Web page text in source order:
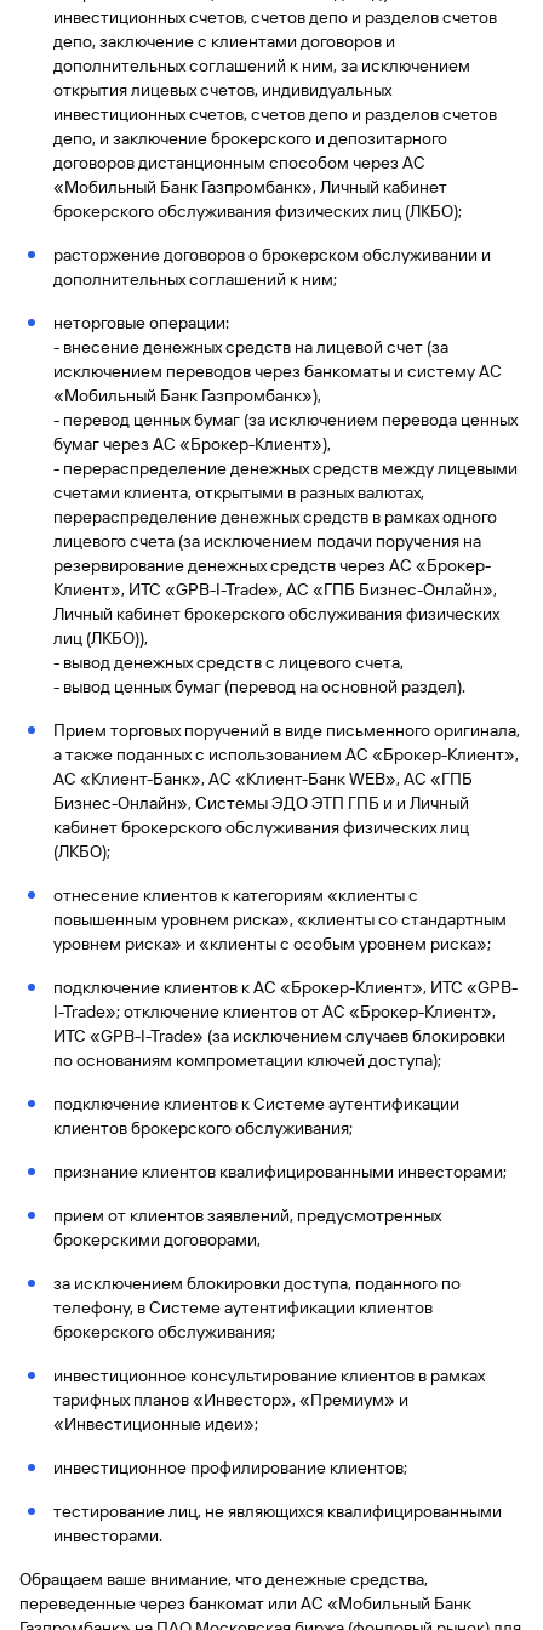
специальные
предложения
Газпром
Бонус
«Плюс»
Информация
для
карт
Дополнительная
карта-стикер
Банки-
партнеры
Gazprom
Pay
Федеральный
закон №115-
ФЗ
Как не
попасться
Помощь по
действующему
кредиту
страхование
карты
онлайн
Оператор
электронных
денежных
средств
Быстрый
поиск
по
сайту
Вклады
полезно
Часто
задаваемые
вопросы
Калькулятор
вкладов
Быстрый
поиск
по
сайту
Вклады
кредитной
истории
Кредитный
помощник
поиск
по
Вклады
Открыть
брокерский
счет
Брокерское
обслуживание
Инвестиционные
доверительного
управления
Налоговый
вычет
Быстрый
поиск
по
сайту
Вклады
Отчет о
кредитной
истории
Станьте
партнером
Быстрый
по
сайту
Вклады
Кредитный
рейтинг
Отчет о
кредитной
истории
партнером
Информация
для
партнеров
Быстрый
поиск
по
сайту
Вклады
Gazprom
Pay
Интернет-
банк
Мобильное
GPB-
i-
Trade
GorodPay
Открыть
брокерский
счет
Брокер-
клиент
Дистанционные
сервисы
Стать
клиентом
Газпромбанка
онлайн
Открытый
API
курсов
валют и
металлов
Быстрый
поиск
по
Вклады
Отделения
банка
Банкоматы
инкассация
с Moniron
Онлайн-
касса 3 в 1 с
эквайрингом
Может
быть
115-ФЗ
малого
бизнеса
115-ФЗ
для
среднего
бизнеса
Офисы
обслуживания
юридических
лиц
Документы
для
счета
Быстрый
поиск
по
Вклады
сервисы
«Копии
документов»
и «Справки»
Быстрый
поиск
по
Вклады
Курсы
валют
оплата
таможенных
платежей
Быстрый
поиск
по
сайту
Вклады
по
сайту
Вклады
сайту
Вклады
инвестиционных счетов, счетов депо и разделов счетов
депо, заключение с клиентами договоров и
дополнительных соглашений к ним, за исключением
открытия лицевых счетов, индивидуальных
инвестиционных счетов, счетов депо и разделов счетов
депо, и заключение брокерского и депозитарного
договоров дистанционным способом через АС
«Мобильный Банк Газпромбанк», Личный кабинет
брокерского обслуживания физических лиц (ЛКБО);
расторжение договоров о брокерском обслуживании и
дополнительных соглашений к ним;
неторговые операции:
- внесение денежных средств на лицевой счет (за
исключением переводов через банкоматы и систему АС
«Мобильный Банк Газпромбанк»),
- перевод ценных бумаг (за исключением перевода ценных
бумаг через АС «Брокер-Клиент»),
- перераспределение денежных средств между лицевыми
счетами клиента, открытыми в разных валютах,
перераспределение денежных средств в рамках одного
лицевого счета (за исключением подачи поручения на
резервирование денежных средств через АС «Брокер-
Клиент», ИТС «GPB-I-Trade», АС «ГПБ Бизнес-Онлайн»,
Личный кабинет брокерского обслуживания физических
лиц (ЛКБО)),
- вывод денежных средств с лицевого счета,
- вывод ценных бумаг (перевод на основной раздел).
Прием торговых поручений в виде письменного оригинала,
а также поданных с использованием АС «Брокер-Клиент»,
АС «Клиент-Банк», АС «Клиент-Банк WEB», АС «ГПБ
Бизнес-Онлайн», Системы ЭДО ЭТП ГПБ и и Личный
кабинет брокерского обслуживания физических лиц
(ЛКБО);
отнесение клиентов к категориям «клиенты с
повышенным уровнем риска», «клиенты со стандартным
уровнем риска» и «клиенты с особым уровнем риска»;
подключение клиентов к АС «Брокер-Клиент», ИТС «GPB-
I-Trade»; отключение клиентов от АС «Брокер-Клиент»,
ИТС «GPB-I-Trade» (за исключением случаев блокировки
по основаниям компрометации ключей доступа);
подключение клиентов к Системе аутентификации
клиентов брокерского обслуживания;
признание клиентов квалифицированными инвесторами;
прием от клиентов заявлений, предусмотренных
брокерскими договорами,
за исключением блокировки доступа, поданного по
телефону, в Системе аутентификации клиентов
брокерского обслуживания;
инвестиционное консультирование клиентов в рамках
тарифных планов «Инвестор», «Премиум» и
«Инвестиционные идеи»;
инвестиционное профилирование клиентов;
тестирование лиц, не являющихся квалифицированными
инвесторами.
Обращаем ваше внимание, что денежные средства,
переведенные через банкомат или АС «Мобильный Банк